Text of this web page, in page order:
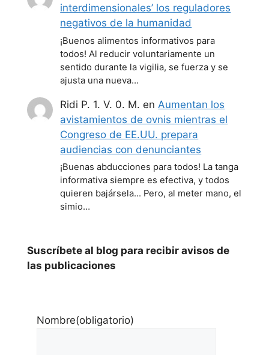
interdimensionales’ los reguladores
negativos de la humanidad
¡Buenos alimentos informativos para
todos! Al reducir voluntariamente un
sentido durante la vigilia, se fuerza y se
ajusta una nueva…
Ridi P. 1. V. 0. M. en Aumentan los
avistamientos de ovnis mientras el
Congreso de EE.UU. prepara
audiencias con denunciantes
¡Buenas abducciones para todos! La tanga
informativa siempre es efectiva, y todos
quieren bajársela... Pero, al meter mano, el
simio…
Suscríbete al blog para recibir avisos de
las publicaciones
Nombre(obligatorio)